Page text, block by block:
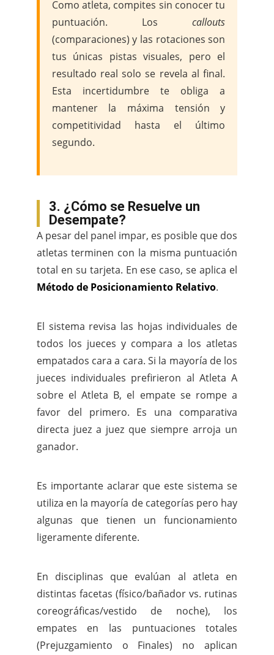
Como atleta, compites sin conocer tu
puntuación. Loscallouts
(comparaciones) y las rotaciones son
tus únicas pistas visuales, pero el
resultado real solo se revela al final.
Esta incertidumbre te obliga a
mantener la máxima tensión y
competitividad hasta el último
segundo.
3. ¿Cómo se Resuelve un
Desempate?
A pesar del panel impar, es posible que dos
atletas terminen con la misma puntuación
total en su tarjeta. En ese caso, se aplica el
Método de Posicionamiento Relativo.
El sistema revisa las hojas individuales de
todos los jueces y compara a los atletas
empatados cara a cara. Si la mayoría de los
jueces individuales prefirieron al Atleta A
sobre el Atleta B, el empate se rompe a
favor del primero. Es una comparativa
directa juez a juez que siempre arroja un
ganador.
Es importante aclarar que este sistema se
utiliza en la mayoría de categorías pero hay
algunas que tienen un funcionamiento
ligeramente diferente.
En disciplinas que evalúan al atleta en
distintas facetas (físico/bañador vs. rutinas
coreográficas/vestido de noche), los
empates en las puntuaciones totales
(Prejuzgamiento o Finales) no aplican